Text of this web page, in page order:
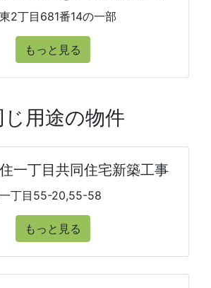
2丁目681番14の一部
もっと見る
用途の物件
一丁目共同住宅新築工事
丁目55-20,55-58
もっと見る